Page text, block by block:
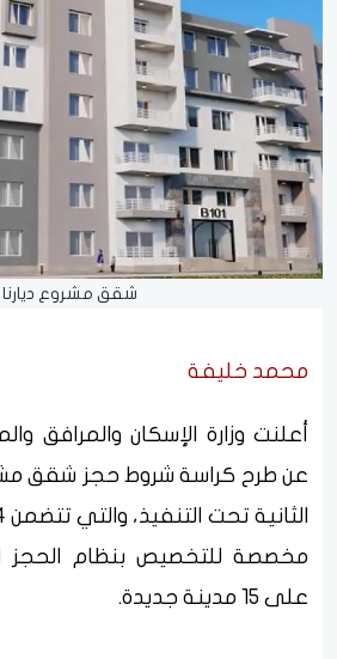
شقق مشروع ديارنا
محمد خليفة
أعلنت وزارة الإسكان والمرافق
عن طرح كراسة شروط حجز شقق
مخصصة للتخصيص بنظام الحجز
على 15 مدينة جديدة.